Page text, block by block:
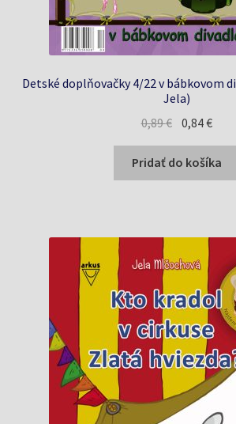
Detské doplňovačky 4/22 v bábkovom
Jela)
0,89€ Pôvodná
bola:
0,89 €.
0,84€
je:
0,84
Pridať do košíka